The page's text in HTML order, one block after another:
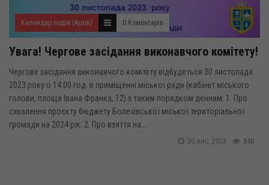
Календар подій (Архів) 0 Коментарів
Увага! Чергове засідання виконавчого комітету!
Чергове засідання виконавчого комітету відбудеться 30 листопада
2023 року о 14:00 год. в приміщенні міської ради (кабінет міського
голови, площа Івана Франка, 12) з таким порядком денним: 1. Про
схвалення проєкту бюджету Болехівської міської територіальної
громади на 2024 рік. 2. Про взяття на...
846
30 лис, 2023